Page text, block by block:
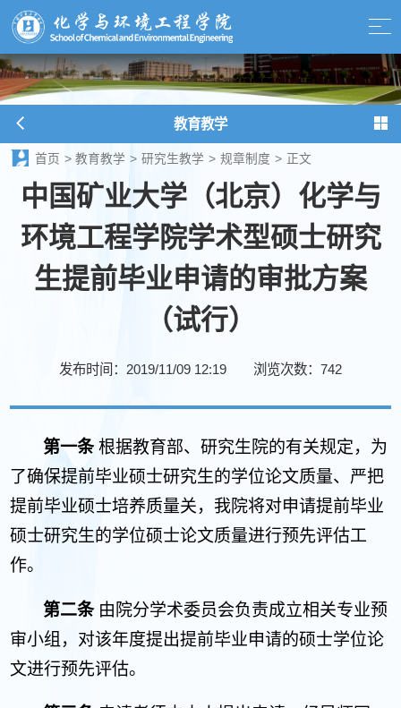
教育教学
首页 > 教育教学 > 研究生教学 > 规章制度 > 正文
中国矿业大学（北京）化学与
环境工程学院学术型硕士研究
生提前毕业申请的审批方案
（试行）
发布时间：2019/11/09 12:19 浏览次数： 742
第一条 根据教育部、研究生院的有关规定，为
了确保提前毕业硕士研究生的学位论文质量、严把
提前毕业硕士培养质量关，我院将对申请提前毕业
硕士研究生的学位硕士论文质量进行预先评估工
作。
第二条 由院分学术委员会负责成立相关专业预
审小组，对该年度提出提前毕业申请的硕士学位论
文进行预先评估。